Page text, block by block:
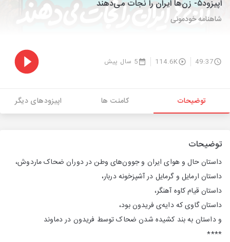
اپیزود۵- زن‌ها ایران را نجات می‌دهند
شاهنامه خودمونی
49:37
114.6K 5 سال پیش
توضیحات کامنت ها اپیزودهای دیگر
توضیحات
داستان حال و هوای ایران و جوون‌‌های وطن در دوران ضحاک ماردوش،
داستان ارمایل و گرمایل در آشپزخونه دربار،
داستان قیام کاوه آهنگر،
داستان گاوی که دایه‌ی فریدون بود،
و داستان به بند کشیده شدن ضحاک توسط فریدون در دماوند
****